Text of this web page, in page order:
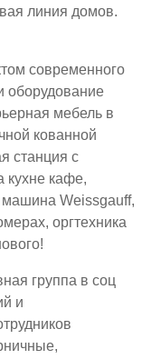
линия домов.
современного
оборудование
мебель в
кованной
станция с
кухне кафе,
Weissgauff,
оргтехника
группа в соц
и